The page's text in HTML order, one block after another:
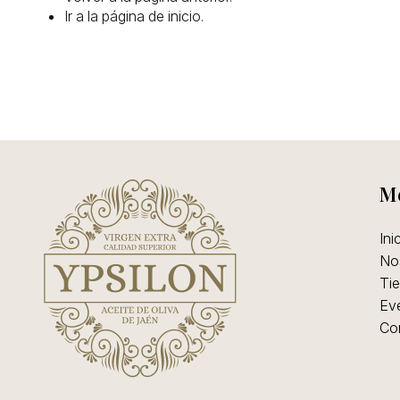
Ir a la página de inicio.